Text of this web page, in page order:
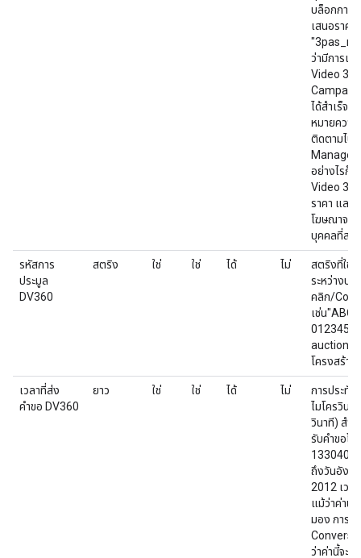
บล็อกการ
เสนอราคา
ว่ามีการแ
Video
ได้สําเร็จ
หมายควา
ติดตามไป
Manager
อย่างไรก็
Video
ราคา และ
โฆษณาจา
บุคคลที่สาม
รหัสการ
ประมูล
DV360
สตริง ใช่ ใช่ ได้ ไม่
สตริงที่ใช้
ระหว่างปร
คลิก/
เช่น
โครงสร้าง
เวลาที่ส่ง
คำขอ DV360
ยาว ใช่ ใช่ ได้ ไม่
การประทับ
ไมโครวิน
วินาที) สำห
รับคำขอโฆ
ถึงวันอังค
2012 เวล
แม้ว่าค่านี้
มอง การค
ว่าค่านี้จะ ไ